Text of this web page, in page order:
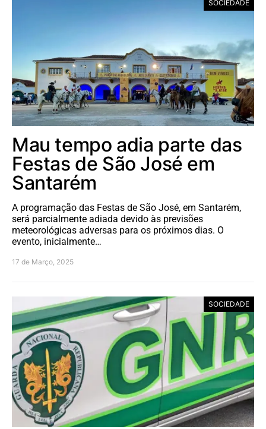
SOCIEDADE
Mau tempo adia parte das
Festas de São José em
Santarém
A programação das Festas de São José, em Santarém,
será parcialmente adiada devido às previsões
meteorológicas adversas para os próximos dias. O
evento, inicialmente…
17 de Março, 2025
SOCIEDADE